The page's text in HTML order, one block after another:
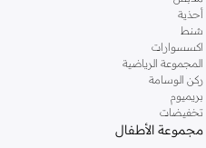
أحذية
شنط
اكسسوارات
المجموعة الرياضية
ركن الوسامة
بريميوم
تخفيضات
مجموعة الأطفال